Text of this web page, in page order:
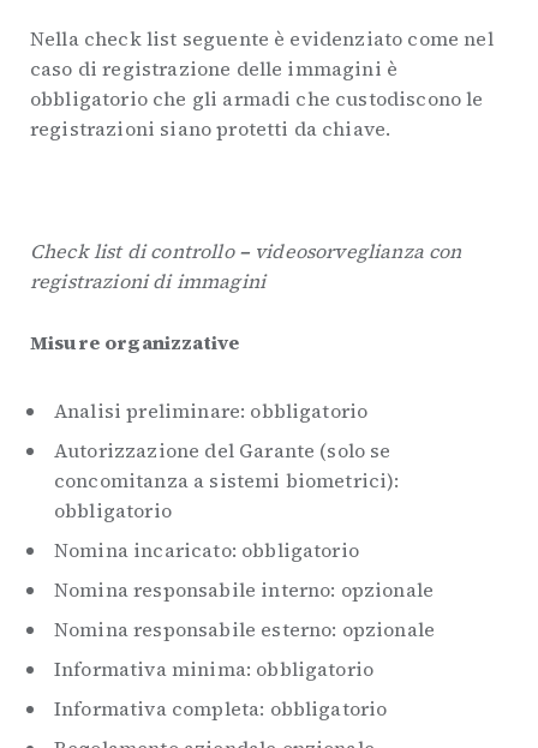
Nella check list seguente è evidenziato come nel
caso di registrazione delle immagini è
obbligatorio che gli armadi che custodiscono le
registrazioni siano protetti da chiave.
Check list di controllo– videosorveglianza con
registrazioni di immagini
Misure organizzative
Analisi preliminare: obbligatorio
Autorizzazione del Garante (solo se
concomitanza a sistemi biometrici):
obbligatorio
Nomina incaricato: obbligatorio
Nomina responsabile interno: opzionale
Nomina responsabile esterno: opzionale
Informativa minima: obbligatorio
Informativa completa: obbligatorio